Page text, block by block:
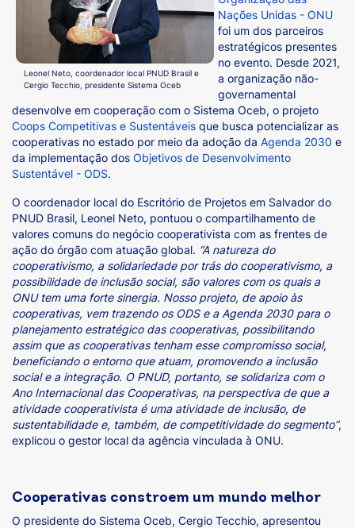
Leonel Neto, coordenador local PNUD Brasil e
Cergio Tecchio, presidente Sistema Oceb
Nações Unidas - ONU
foi um dos parceiros
estratégicos presentes
no evento. Desde 2021,
a organização não-
governamental
desenvolve em cooperação com o Sistema Oceb, o projeto
Coops Competitivas e Sustentáveis que busca potencializar as
cooperativas no estado por meio da adoção da Agenda 2030 e
da implementação dos Objetivos de Desenvolvimento
Sustentável - ODS.
O coordenador local do Escritório de Projetos em Salvador do
PNUD Brasil, Leonel Neto, pontuou o compartilhamento de
valores comuns do negócio cooperativista com as frentes de
ação do órgão com atuação global. “A natureza do
cooperativismo, a solidariedade por trás do cooperativismo, a
possibilidade de inclusão social, são valores com os quais a
ONU tem uma forte sinergia. Nosso projeto, de apoio às
cooperativas, vem trazendo os ODS e a Agenda 2030 para o
planejamento estratégico das cooperativas, possibilitando
assim que as cooperativas tenham esse compromisso social,
beneficiando o entorno que atuam, promovendo a inclusão
social e a integração. O PNUD, portanto, se solidariza com o
Ano Internacional das Cooperativas, na perspectiva de que a
atividade cooperativista é uma atividade de inclusão, de
sustentabilidade e, também, de competitividade do segmento”,
explicou o gestor local da agência vinculada à ONU.
Cooperativas constroem um mundo melhor
O presidente do Sistema Oceb, Cergio Tecchio, apresentou